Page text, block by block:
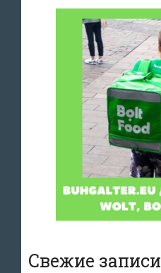
Свежие записи